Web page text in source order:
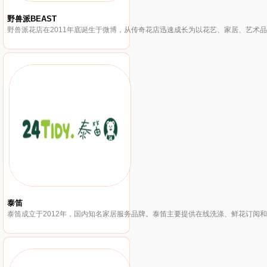
野兽派BEAST
泰笛